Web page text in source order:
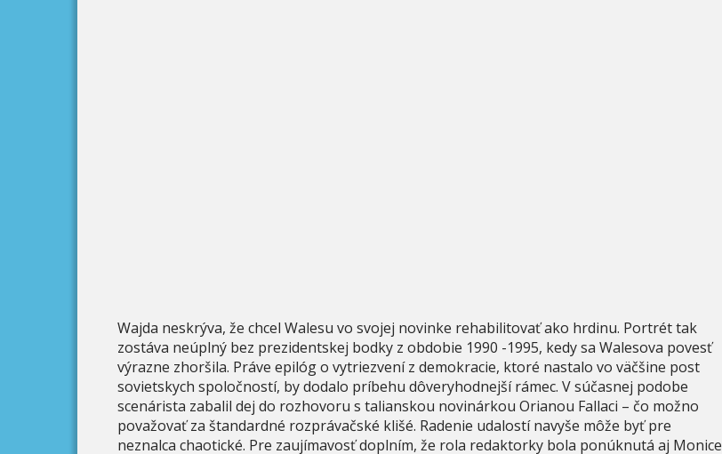
Wajda neskrýva, že chcel Walesu vo svojej novinke rehabilitovať ako hrdinu. Portrét tak
zostáva neúplný bez prezidentskej bodky z obdobie 1990 -1995, kedy sa Walesova povesť
výrazne zhoršila. Práve epilóg o vytriezvení z demokracie, ktoré nastalo vo väčšine post
sovietskych spoločností, by dodalo príbehu dôveryhodnejší rámec. V súčasnej podobe
scenárista zabalil dej do rozhovoru s talianskou novinárkou Orianou Fallaci – čo možno
považovať za štandardné rozprávačské klišé. Radenie udalostí navyše môže byť pre
neznalca chaotické. Pre zaujímavosť doplním, že rola redaktorky bola ponúknutá aj Monice